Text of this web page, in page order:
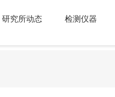
研究所动态 检测仪器